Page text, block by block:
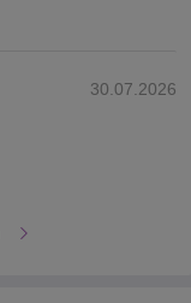
30.07.2026